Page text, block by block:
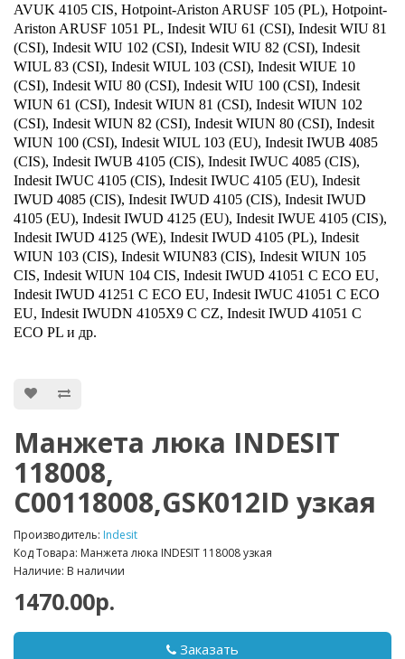
AVUK 4105 CIS, Hotpoint-Ariston ARUSF 105 (PL), Hotpoint-
Ariston ARUSF 1051 PL, Indesit WIU 61 (CSI), Indesit WIU 81
(CSI), Indesit WIU 102 (CSI), Indesit WIU 82 (CSI), Indesit
WIUL 83 (CSI), Indesit WIUL 103 (CSI), Indesit WIUE 10
(CSI), Indesit WIU 80 (CSI), Indesit WIU 100 (CSI), Indesit
WIUN 61 (CSI), Indesit WIUN 81 (CSI), Indesit WIUN 102
(CSI), Indesit WIUN 82 (CSI), Indesit WIUN 80 (CSI), Indesit
WIUN 100 (CSI), Indesit WIUL 103 (EU), Indesit IWUB 4085
(CIS), Indesit IWUB 4105 (CIS), Indesit IWUC 4085 (CIS),
Indesit IWUC 4105 (CIS), Indesit IWUC 4105 (EU), Indesit
IWUD 4085 (CIS), Indesit IWUD 4105 (CIS), Indesit IWUD
4105 (EU), Indesit IWUD 4125 (EU), Indesit IWUE 4105 (CIS),
Indesit IWUD 4125 (WE), Indesit IWUD 4105 (PL), Indesit
WIUN 103 (CIS), Indesit WIUN83 (CIS), Indesit WIUN 105
CIS, Indesit WIUN 104 CIS, Indesit IWUD 41051 C ECO EU,
Indesit IWUD 41251 C ECO EU, Indesit IWUC 41051 C ECO
EU, Indesit IWUDN 4105X9 C CZ, Indesit IWUD 41051 C
ECO PL и др.
Манжета люка INDESIT
118008,
C00118008,GSK012ID узкая
Производитель: Indesit
Код Товара: Манжета люка INDESIT 118008 узкая
Наличие: В наличии
1470.00р.
Заказать